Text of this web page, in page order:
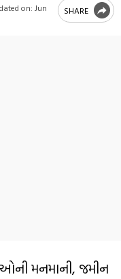
on: Jun
SHARE
મનમાની, જમીન